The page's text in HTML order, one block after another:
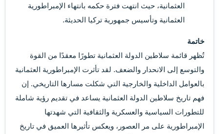
العثمانية، حيث انتهت فترة حكمه بانتهاء الإمبراطورية
العثمانية وتأسيس جمهورية تركيا الحديثة.
خاتمة
تُظهر قائمة سلاطين الدولة العثمانية تطورًا معقدًا من القوة
والتوسع إلى الانحدار والضعف. لقد تأثرت الإمبراطورية العثمانية
بالعوامل الداخلية والخارجية التي شكلت مسارها التاريخي. إن
فهم تاريخ سلاطين الدولة العثمانية يساعد في تقديم رؤية شاملة
للتطورات السياسية والعسكرية والثقافية التي شهدتها
الإمبراطورية على مر العصور، ويعكس تأثيرها العميق في تاريخ